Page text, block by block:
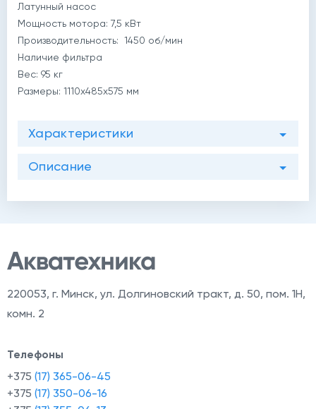
Латунный насос
Мощность мотора: 7,5 кВт
Производительность: 1450 об/мин
Наличие фильтра
Вес: 95 кг
Размеры: 1110x485x575 мм
Характеристики
Описание
220053, г. Минск, ул. Долгиновский тракт, д. 50, пом. 1Н,
комн. 2
Телефоны
+375 (17) 365-06-45
+375 (17) 350-06-16